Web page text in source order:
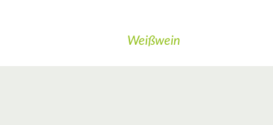
Weißwein